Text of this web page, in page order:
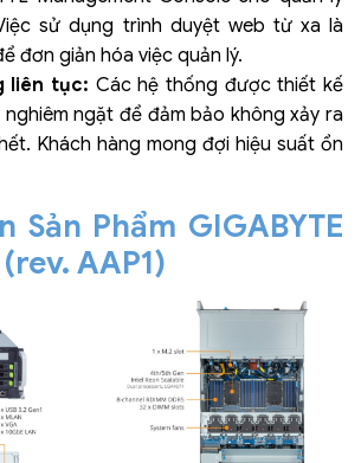
sử dụng trình duyệt web từ xa là
đơn giản hóa việc quản lý.
liên tục: Các hệ thống được thiết kế
nghiêm ngặt để đảm bảo không xảy ra
Khách hàng mong đợi hiệu suất ổn
Sản Phẩm GIGABYTE
AAP1)